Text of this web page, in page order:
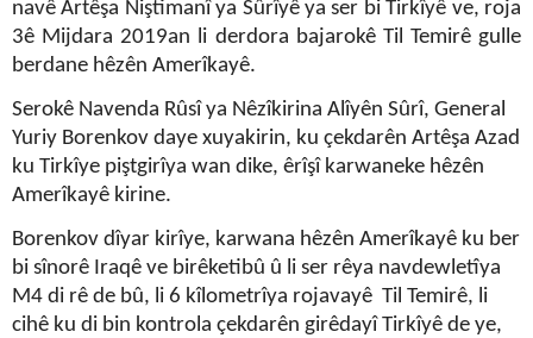
navê Artêşa Niştimanî ya Sûrîyê ya ser bi Tirkîyê ve, roja
3ê Mijdara 2019an li derdora bajarokê Til Temirê gulle
berdane hêzên Amerîkayê.
Serokê Navenda Rûsî ya Nêzîkirina Alîyên Sûrî, General
Yuriy Borenkov daye xuyakirin, ku çekdarên Artêşa Azad
ku Tirkîye piştgirîya wan dike, êrîşî karwaneke hêzên
Amerîkayê kirine.
Borenkov dîyar kirîye, karwana hêzên Amerîkayê ku ber
bi sînorê Iraqê ve birêketibû û li ser rêya navdewletîya
M4 di rê de bû, li 6 kîlometrîya rojavayê Til Temirê, li
cihê ku di bin kontrola çekdarên girêdayî Tirkîyê de ye,